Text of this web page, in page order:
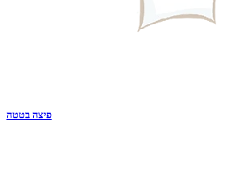
פיצה בטטה